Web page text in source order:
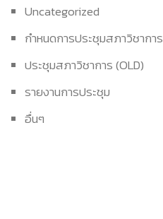
Uncategorized
กำหนดการประชุมสภาวิชาการ
ประชุมสภาวิชาการ (OLD)
รายงานการประชุม
อื่นๆ